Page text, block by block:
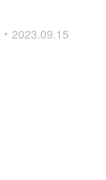
2023.09.15